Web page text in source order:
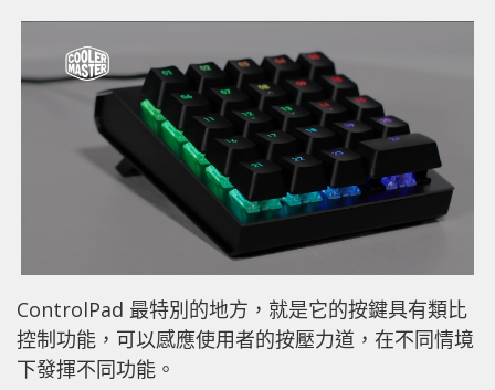
ControlPad 最特別的地方，就是它的按鍵具有類比
控制功能，可以感應使用者的按壓力道，在不同情境
下發揮不同功能。